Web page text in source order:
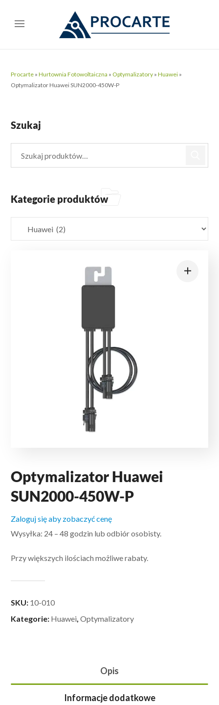
Procarte »Hurtownia Fotowoltaiczna » Optymalizatory »Huawei »
Optymalizator Huawei SUN2000-450W-P
Optymalizator Huawei
SUN2000-450W-P
Zaloguj się aby zobaczyć cenę
Wysyłka: 24 – 48 godzin lub odbiór osobisty.
Przy większych ilościach możliwe rabaty.
SKU: 10-010
Kategorie: Huawei ,Optymalizatory
Opis
Informacje dodatkowe
Szukaj
Kategorie produktów